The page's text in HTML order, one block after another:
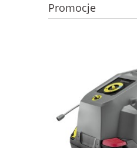
Promocje